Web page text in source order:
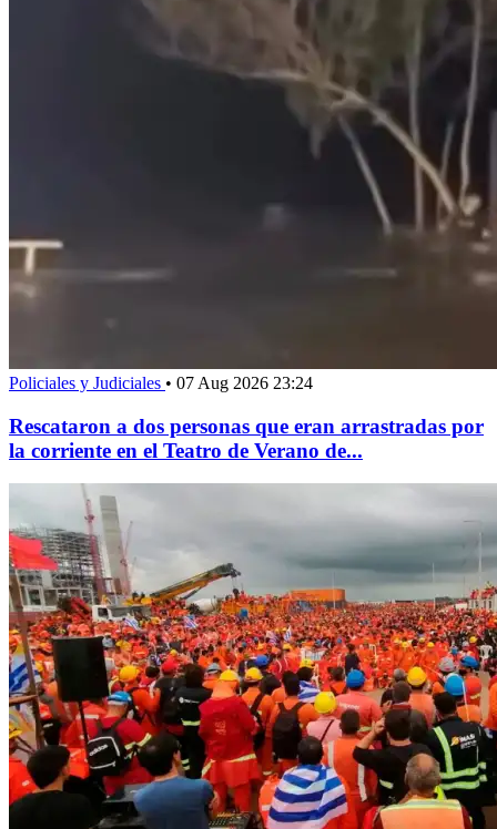
Policiales y Judiciales • 07 Aug 2026 23:24
Rescataron a dos personas que eran arrastradas por
la corriente en el Teatro de Verano de...